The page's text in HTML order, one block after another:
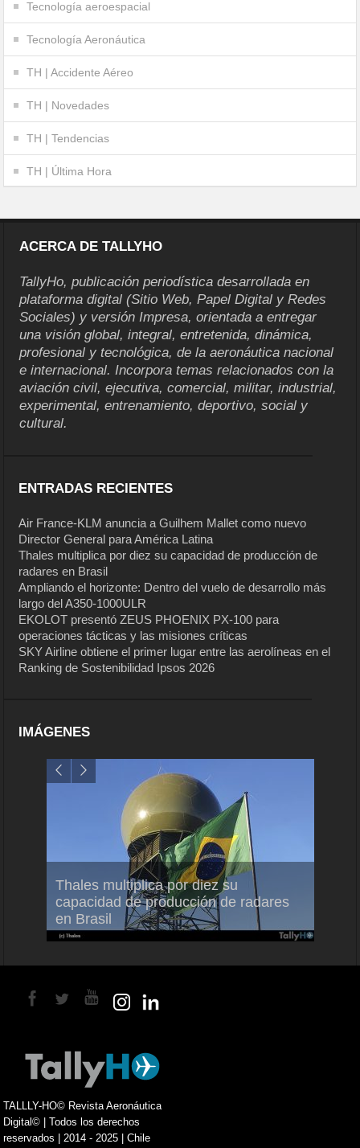
Tecnología aeroespacial
Tecnología Aeronáutica
TH | Accidente Aéreo
TH | Novedades
TH | Tendencias
TH | Última Hora
ACERCA DE TALLYHO
TallyHo, publicación periodística desarrollada en
plataforma digital (Sitio Web, Papel Digital y Redes
Sociales) y versión Impresa, orientada a entregar
una visión global, integral, entretenida, dinámica,
profesional y tecnológica, de la aeronáutica nacional
e internacional. Incorpora temas relacionados con la
aviación civil, ejecutiva, comercial, militar, industrial,
experimental, entrenamiento, deportivo, social y
cultural.
ENTRADAS RECIENTES
Air France-KLM anuncia a Guilhem Mallet como nuevo
Director General para América Latina
Thales multiplica por diez su capacidad de producción de
radares en Brasil
Ampliando el horizonte: Dentro del vuelo de desarrollo más
largo del A350-1000ULR
EKOLOT presentó ZEUS PHOENIX PX-100 para
operaciones tácticas y las misiones críticas
SKY Airline obtiene el primer lugar entre las aerolíneas en el
Ranking de Sostenibilidad Ipsos 2026
IMÁGENES
Thales multiplica por diez su
capacidad de producción de radares
en Brasil
TALLLY-HO© Revista Aeronáutica
Digital© | Todos los derechos
reservados | 2014 - 2025 | Chile